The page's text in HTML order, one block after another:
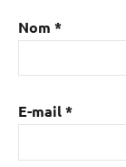
Nom *
E-mail*